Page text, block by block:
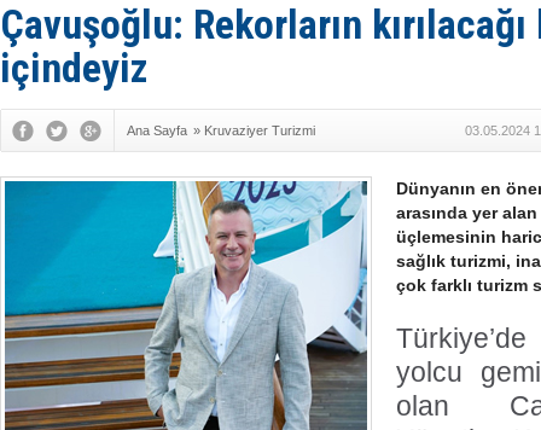
TÜRKLİM
Çavuşoğlu: Rekorların kırılacağı
içindeyiz
Ana Sayfa » Kruvaziyer Turizmi 03.05.2024
Dünyanın en
arasında yer
üçlemesinin
sağlık turizmi,
çok farklı turizm
yolcu
olan